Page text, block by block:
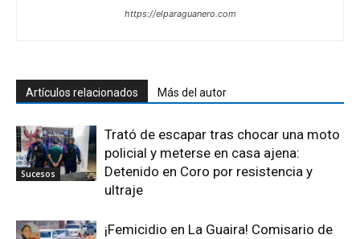
https://elparaguanero.com
Artículos relacionados Más del autor
Sucesos
Trató de escapar tras chocar una moto
policial y meterse en casa ajena:
Detenido en Coro por resistencia y
ultraje
¡Femicidio en La Guaira! Comisario de